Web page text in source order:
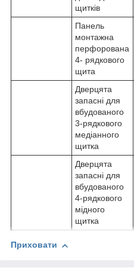
щитків
Панель
монтажна
перфорована
4- рядкового
щита
Дверцята
запасні для
вбудованого
3-рядкового
медіанного
щитка
Дверцята
запасні для
вбудованого
4-рядкового
мідного
щитка
Приховати